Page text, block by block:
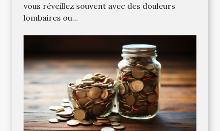
vous réveillez souvent avec des douleurs
lombaires ou...